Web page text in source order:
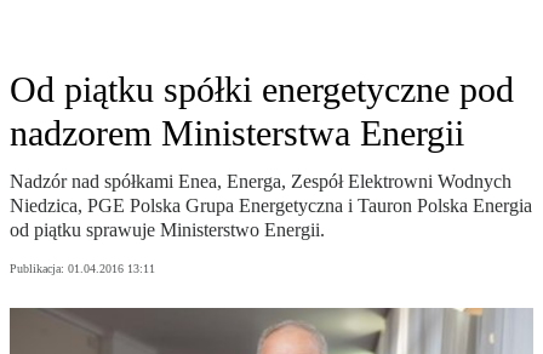
Od piątku spółki energetyczne pod
nadzorem Ministerstwa Energii
Nadzór nad spółkami Enea, Energa, Zespół Elektrowni Wodnych
Niedzica, PGE Polska Grupa Energetyczna i Tauron Polska Energia
od piątku sprawuje Ministerstwo Energii.
Publikacja: 01.04.2016 13:11